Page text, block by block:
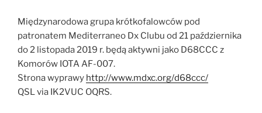
Międzynarodowa grupa krótkofalowców pod
patronatem Mediterraneo Dx Clubu od 21 października
do 2 listopada 2019 r. będą aktywni jako D68CCC z
Komorów IOTA AF-007.
Strona wyprawy http://www.mdxc.org/d68ccc/
QSL via IK2VUC OQRS.